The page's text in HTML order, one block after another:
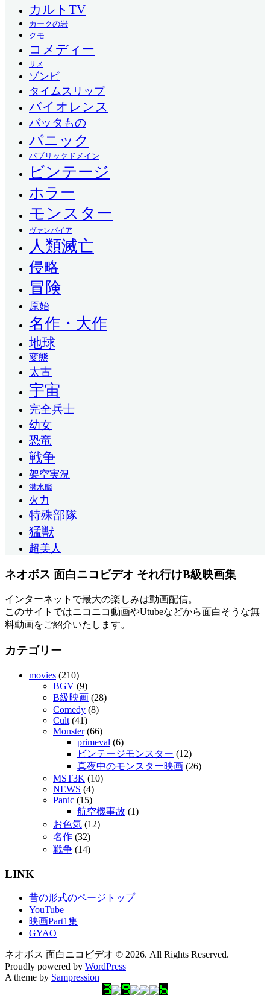
カルトTV
カークの岩
クモ
コメディー
サメ
ゾンビ
タイムスリップ
バイオレンス
バッタもの
パニック
パブリックドメイン
ビンテージ
ホラー
モンスター
ヴァンパイア
人類滅亡
侵略
冒険
原始
名作・大作
地球
変態
太古
宇宙
完全兵士
幼女
恐竜
戦争
架空実況
潜水艦
火力
特殊部隊
猛獣
超美人
ネオボス 面白ニコビデオ それ行けB級映画集
インターネットで最大の楽しみは動画配信。
このサイトではニコニコ動画やUtubeなどから面白そうな無
料動画をご紹介いたします。
カテゴリー
movies (210)
BGV (9)
B級映画 (28)
Comedy (8)
Cult (41)
Monster(66)
primeval (6)
ビンテージモンスター (12)
真夜中のモンスター映画 (26)
MST3K (10)
NEWS (4)
Panic (15)
航空機事故 (1)
お色気 (12)
名作 (32)
戦争 (14)
LINK
昔の形式のページトップ
YouTube
映画Part1集
GYAO
ネオボス 面白ニコビデオ © 2026. All Rights Reserved.
Proudly powered by WordPress
A theme by Sampression